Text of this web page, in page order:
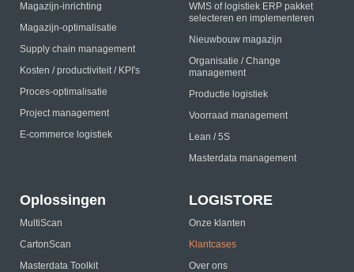
Magazijn-inrichting
Magazijn-optimalisatie
Supply chain management
Kosten / productiviteit / KPI's
Proces-optimalisatie
Project management
E-commerce logistiek
WMS of logistiek ERP pakket
selecteren en implementeren
Nieuwbouw magazijn
Organisatie / Change
management
Productie logistiek
Voorraad management
Lean / 5S
Masterdata management
Oplossingen
MultiScan
CartonScan
Masterdata Toolkit
LOGISTORE
Onze klanten
Klantcases
Over ons